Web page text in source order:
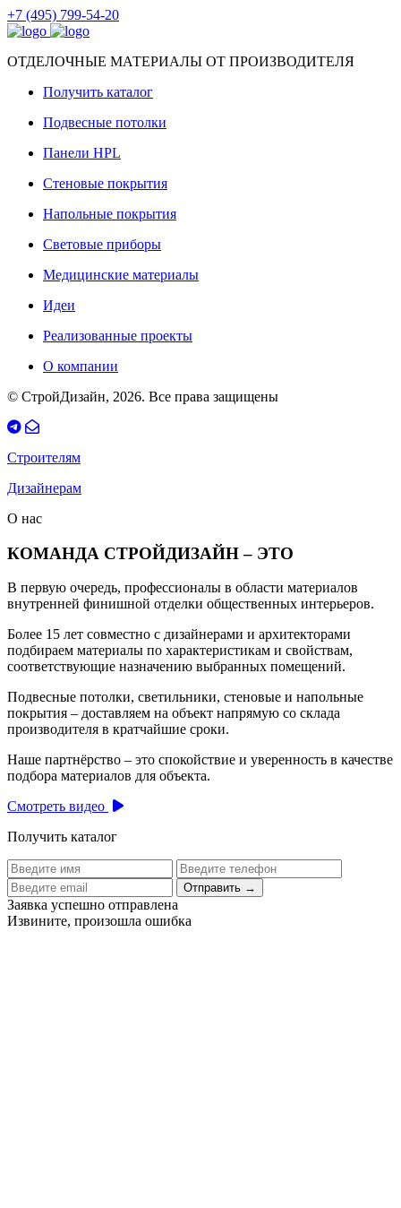
+7 (495) 799-54-20
ОТДЕЛОЧНЫЕ МАТЕРИАЛЫ ОТ ПРОИЗВОДИТЕЛЯ
Получить каталог
Подвесные потолки
Панели HPL
Стеновые покрытия
Напольные покрытия
Световые приборы
Медицинские материалы
Идеи
Реализованные проекты
О компании
© СтройДизайн, 2026. Все права защищены
Строителям
Дизайнерам
О нас
КОМАНДА СТРОЙДИЗАЙН – ЭТО
В первую очередь, профессионалы в области материалов
внутренней финишной отделки общественных интерьеров.
Более 15 лет совместно с дизайнерами и архитекторами
подбираем материалы по характеристикам и свойствам,
соответствующие назначению выбранных помещений.
Подвесные потолки, светильники, стеновые и напольные
покрытия – доставляем на объект напрямую со склада
производителя в кратчайшие сроки.
Наше партнёрство – это спокойствие и уверенность в качестве
подбора материалов для объекта.
Смотреть видео
Получить каталог
Отправить →
Заявка успешно отправлена
Извините, произошла ошибка